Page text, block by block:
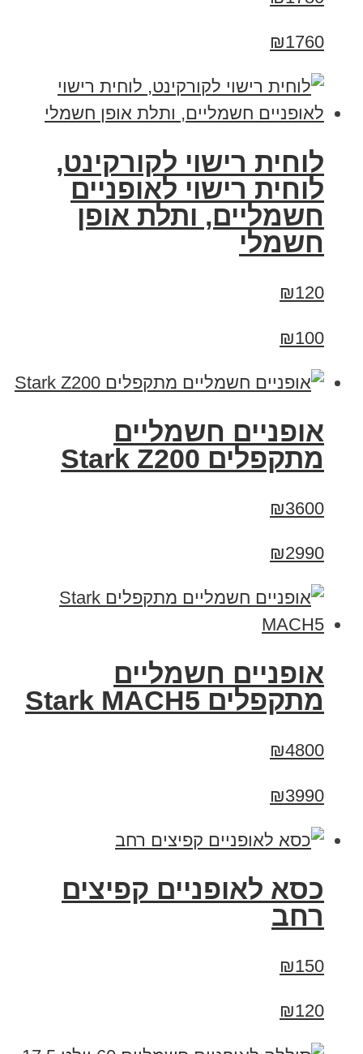
₪1760
לוחית רישוי לקורקינט,
לוחית רישוי לאופניים
חשמליים, ותלת אופן
חשמלי
₪120
₪100
‏אופניים חשמליים
‏מתקפלים Stark Z200
₪3600
₪2990
‏אופניים חשמליים
‏מתקפלים Stark MACH5
₪4800
₪3990
כסא לאופניים קפיצים
רחב
₪150
₪120